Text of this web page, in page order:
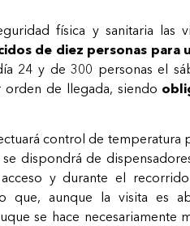
física y sanitaria las
de diez personas para
24 y de 300 personas el
orden de llegada, siendo
control de temperatura
dispondrá de
y durante el
que, aunque la visita es
se hace necesariamente